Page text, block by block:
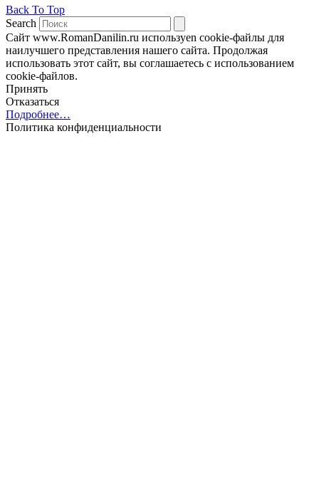
Back To Top
Search
Сайт www.RomanDanilin.ru используеn cookie-файлы для
наилучшего представления нашего сайта. Продолжая
использовать этот сайт, вы соглашаетесь с использованием
cookie-файлов.
Принять
Отказаться
Подробнее…
Политика конфиденциальности